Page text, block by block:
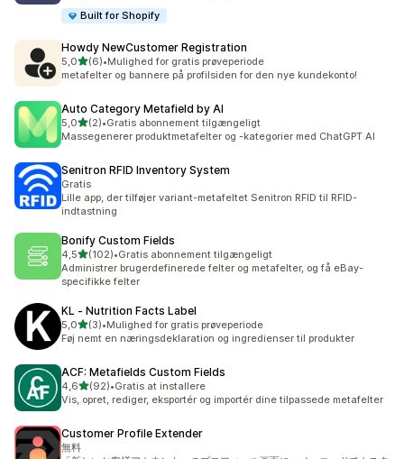
Built for Shopify
Howdy NewCustomer Registration
5,0ud af 5 stjerner
(6)
6 anmeldelser i alt
•Mulighed for gratis prøveperiode
metafelter og bannere på profilsiden for den nye kundekonto!
Auto Category Metafield by AI
5,0ud af 5 stjerner
(2)
2 anmeldelser i alt
•Gratis abonnement tilgængeligt
Massegenerer produktmetafelter og -kategorier med ChatGPT AI
Senitron RFID Inventory System
Gratis
Lille app, der tilføjer variant-metafeltet Senitron RFID til RFID-
indtastning
Bonify Custom Fields
4,5ud af 5 stjerner
(102)
102 anmeldelser i alt
•Gratis abonnement tilgængeligt
Administrer brugerdefinerede felter og metafelter, og få eBay-
specifikke felter
KL ‑ Nutrition Facts Label
5,0ud af 5 stjerner
(3)
3 anmeldelser i alt
•Mulighed for gratis prøveperiode
Føj nemt en næringsdeklaration og ingredienser til produkter
ACF: Metafields Custom Fields
4,6ud af 5 stjerner
(92)
92 anmeldelser i alt
•Gratis at installere
Vis, opret, rediger, eksportér og importér dine tilpassede metafelter
Customer Profile Extender
無料